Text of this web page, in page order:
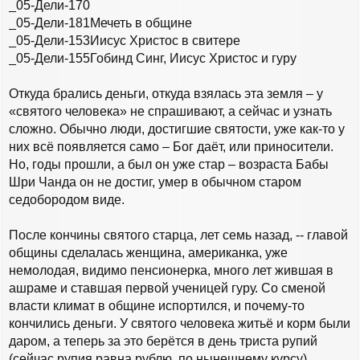
_05-Дели-170
_05-Дели-181Мечеть в общине
_05-Дели-153Иисус Христос в свитере
_05-Дели-155Гобинд Синг, Иисус Христос и гуру
Откуда брались деньги, откуда взялась эта земля – у
«святого человека» не спрашивают, а сейчас и узнать
сложно. Обычно люди, достигшие святости, уже как-то у
них всё появляется само – Бог даёт, или приносители.
Но, годы прошли, а был он уже стар – возраста Бабы
Шри Чанда он не достиг, умер в обычном старом
седобородом виде.
После кончины святого старца, лет семь назад, -- главой
общины сделалась женщина, американка, уже
немолодая, видимо пенсионерка, много лет жившая в
ашраме и ставшая первой ученицей гуру. Со сменой
власти климат в общине испортился, и почему-то
кончились деньги. У святого человека житьё и корм были
даром, а теперь за это берётся в день триста рупий